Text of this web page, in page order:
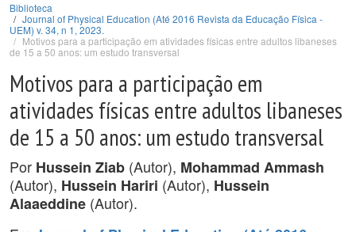
Biblioteca
Journal of Physical Education (Até 2016 Revista da Educação Física -
UEM) v. 34, n 1, 2023.
Motivos para a participação em atividades físicas entre adultos libaneses
de 15 a 50 anos: um estudo transversal
Motivos para a participação em
atividades físicas entre adultos libaneses
de 15 a 50 anos: um estudo transversal
Por Hussein Ziab (Autor), Mohammad Ammash
(Autor), Hussein Hariri (Autor), Hussein
Alaaeddine (Autor).